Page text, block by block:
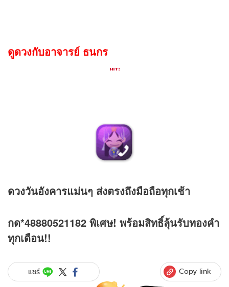
ดูดวงกับอาจารย์ ธนกร
ดวงวันอังคารแม่นๆ ส่งตรงถึงมือถือทุกเช้า
กด*48880521182 พิเศษ! พร้อมสิทธิ์ลุ้นรับทองคำ
ทุกเดือน!!
แชร์ Copy link